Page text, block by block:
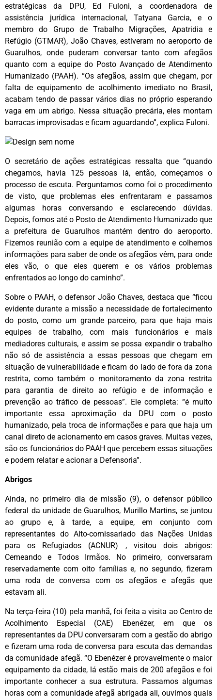
estratégicas da DPU, Ed Fuloni, a coordenadora de
assistência jurídica internacional, Tatyana Garcia, e o
membro do Grupo de Trabalho Migrações, Apatridia e
Refúgio (GTMAR), João Chaves, estiveram no aeroporto de
Guarulhos, onde puderam conversar tanto com afegãos
quanto com a equipe do Posto Avançado de Atendimento
Humanizado (PAAH). “Os afegãos, assim que chegam, por
falta de equipamento de acolhimento imediato no Brasil,
acabam tendo de passar vários dias no próprio esperando
vaga em um abrigo. Nessa situação precária, eles montam
barracas improvisadas e ficam aguardando”, explica Fuloni.
O secretário de ações estratégicas ressalta que “quando
chegamos, havia 125 pessoas lá, então, começamos o
processo de escuta. Perguntamos como foi o procedimento
de visto, que problemas eles enfrentaram e passamos
algumas horas conversando e esclarecendo dúvidas.
Depois, fomos até o Posto de Atendimento Humanizado que
a prefeitura de Guarulhos mantém dentro do aeroporto.
Fizemos reunião com a equipe de atendimento e colhemos
informações para saber de onde os afegãos vêm, para onde
eles vão, o que eles querem e os vários problemas
enfrentados ao longo do caminho”.
Sobre o PAAH, o defensor João Chaves, destaca que “ficou
evidente durante a missão a necessidade de fortalecimento
do posto, como um grande parceiro, para que haja mais
equipes de trabalho, com mais funcionários e mais
mediadores culturais, e assim se possa expandir o trabalho
não só de assistência a essas pessoas que chegam em
situação de vulnerabilidade e ficam do lado de fora da zona
restrita, como também o monitoramento da zona restrita
para garantia de direito ao refúgio e de informação e
prevenção ao tráfico de pessoas”. Ele completa: “é muito
importante essa aproximação da DPU com o posto
humanizado, pela troca de informações e para que haja um
canal direto de acionamento em casos graves. Muitas vezes,
são os funcionários do PAAH que percebem essas situações
e podem relatar e acionar a Defensoria”.
Abrigos
Ainda, no primeiro dia de missão (9), o defensor público
federal da unidade de Guarulhos, Murillo Martins, se juntou
ao grupo e, à tarde, a equipe, em conjunto com
representantes do Alto-comissariado das Nações Unidas
para os Refugiados (ACNUR) , visitou dois abrigos:
Cemeando e Todos Irmãos. No primeiro, conversaram
reservadamente com oito famílias e, no segundo, fizeram
uma roda de conversa com os afegãos e afegãs que
estavam ali.
Na terça-feira (10) pela manhã, foi feita a visita ao Centro de
Acolhimento Especial (CAE) Ebenézer, em que os
representantes da DPU conversaram com a gestão do abrigo
e fizeram uma roda de conversa para escuta das demandas
da comunidade afegã. “O Ebenézer é provavelmente o maior
equipamento da cidade, lá estão mais de 200 afegãos e foi
importante conhecer a sua estrutura. Passamos algumas
horas com a comunidade afegã abrigada ali, ouvimos quais